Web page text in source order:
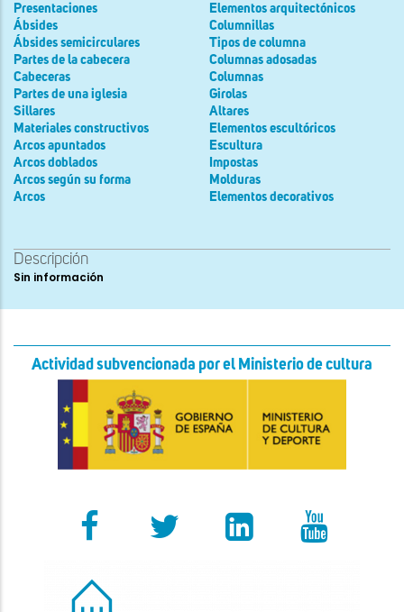
Presentaciones
Ábsides
Ábsides semicirculares
Partes de la cabecera
Cabeceras
Partes de una iglesia
Sillares
Materiales constructivos
Arcos apuntados
Arcos doblados
Arcos según su forma
Arcos
Elementos arquitectónicos
Columnillas
Tipos de columna
Columnas adosadas
Columnas
Girolas
Altares
Elementos escultóricos
Escultura
Impostas
Molduras
Elementos decorativos
Descripción
Sin información
Actividad subvencionada por el Ministerio de cultura